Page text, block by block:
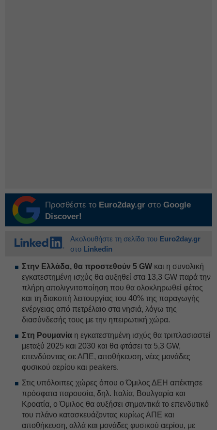
Προσθέστε το Euro2day.gr στο Google
Discover!
Ακολουθήστε τη σελίδα του Euro2day.gr
στο Linkedin
Στην Ελλάδα, θα προστεθούν 5 GW και η συνολική
εγκατεστημένη ισχύς θα αυξηθεί στα 13,3 GW παρά την
πλήρη απολιγνιτοποίηση που θα ολοκληρωθεί φέτος
και τη διακοπή λειτουργίας του 40% της παραγωγής
ενέργειας από πετρέλαιο στα νησιά, λόγω της
διασύνδεσής τους με την ηπειρωτική χώρα.
Στη Ρουμανία η εγκατεστημένη ισχύς θα τριπλασιαστεί
μεταξύ 2025 και 2030 και θα φτάσει τα 5,3 GW,
επενδύοντας σε ΑΠΕ, αποθήκευση, νέες μονάδες
φυσικού αερίου και peakers.
Στις υπόλοιπες χώρες όπου ο Όμιλος ΔΕH απέκτησε
πρόσφατα παρουσία, δηλ. Ιταλία, Βουλγαρία και
Κροατία, ο Όμιλος θα αυξήσει σημαντικά το επενδυτικό
του πλάνο κατασκευάζοντας κυρίως ΑΠΕ και
αποθήκευση, αλλά και μονάδες φυσικού αερίου, με